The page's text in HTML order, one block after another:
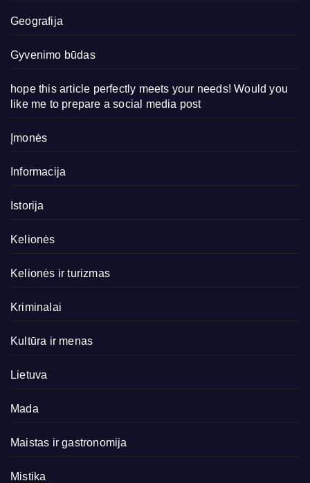
Geografija
Gyvenimo būdas
hope this article perfectly meets your needs! Would you
like me to prepare a social media post
Įmonės
Informacija
Istorija
Kelionės
Kelionės ir turizmas
Kriminalai
Kultūra ir menas
Lietuva
Mada
Maistas ir gastronomija
Mistika